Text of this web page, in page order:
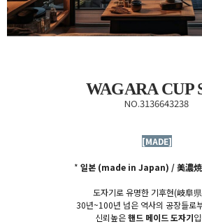
WAGARA CUP
NO.3136643238
[MADE]
* 일본 (made in Japan) /美濃
도자기로 유명한 기후현(岐阜
30년~100년 넘은 역사의 공장들로
신뢰높은핸드 메이드 도자기